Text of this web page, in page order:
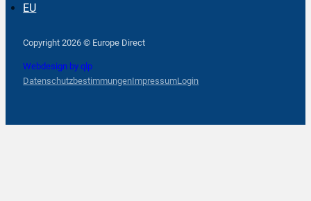
EU
Copyright 2026 © Europe Direct
Webdesign by qlp
DatenschutzbestimmungenImpressumLogin